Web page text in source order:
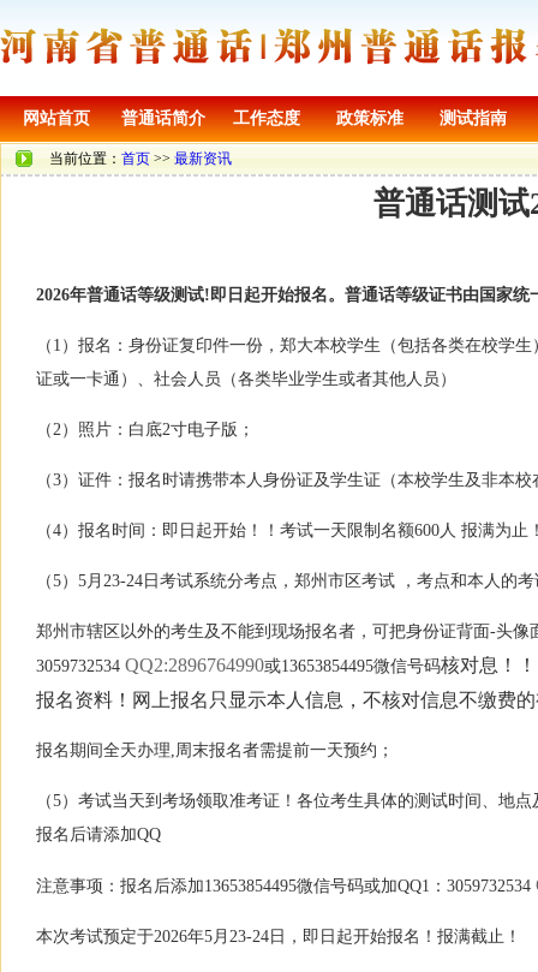
网站首页 普通话简介 工作态度 政策标准 测试指南
当前位置： 首页 >> 最新资讯
普通话测试
2026年普通话等级测试!即日起开始报名。普通话等级证书由国家
（1）报名：身份证复印件一份，郑大本校学生（包括各类在校学
证或一卡通）、社会人员（各类毕业学生或者其他人员）
（2）照片：白底2寸电子版；
（3）证件：报名时请携带本人身份证及学生证（本校学生及非本
（4）报名时间：即日起开始！！考试一天限制名额600人 报满为
（5）5月23-24日考试系统分考点，郑州市区考试 ，考点和本人的
郑州市辖区以外的考生及不能到现场报名者，可把身份证背面-头
3059732534 QQ2:2896764990或13653854495微信号码核对息！
报名资料！网上报名只显示本人信息，不核对信息不缴费
报名期间全天办理,周末报名者需提前一天预约；
（5）考试当天到考场领取准考证！各位考生具体的测试时间、地
报名后请添加QQ
注意事项：报名后添加13653854495微信号码或加QQ1：3059732534
本次考试预定于2026年5月23-24日，即日起开始报名！报满截止！